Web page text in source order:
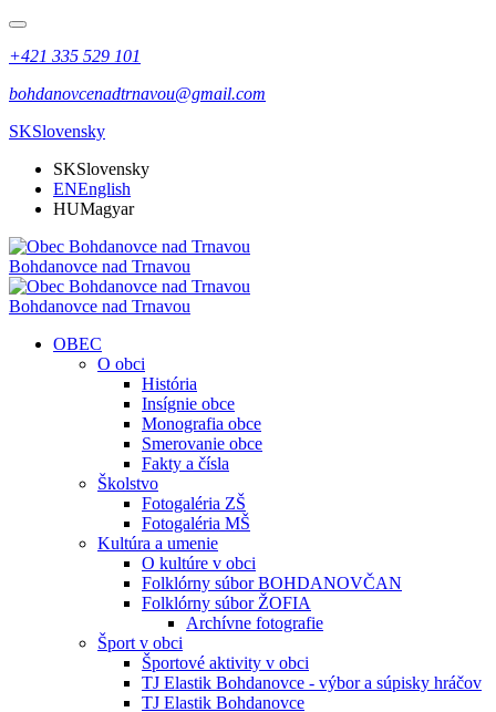
+421 335 529 101
bohdanovcenadtrnavou@gmail.com
SKSlovensky
SKSlovensky
ENEnglish
HUMagyar
Bohdanovce nad Trnavou
Bohdanovce nad Trnavou
OBEC
O obci
História
Insígnie obce
Monografia obce
Smerovanie obce
Fakty a čísla
Školstvo
Fotogaléria ZŠ
Fotogaléria MŠ
Kultúra a umenie
O kultúre v obci
Folklórny súbor BOHDANOVČAN
Folklórny súbor ŽOFIA
Archívne fotografie
Šport v obci
Športové aktivity v obci
TJ Elastik Bohdanovce - výbor a súpisky hráčov
TJ Elastik Bohdanovce